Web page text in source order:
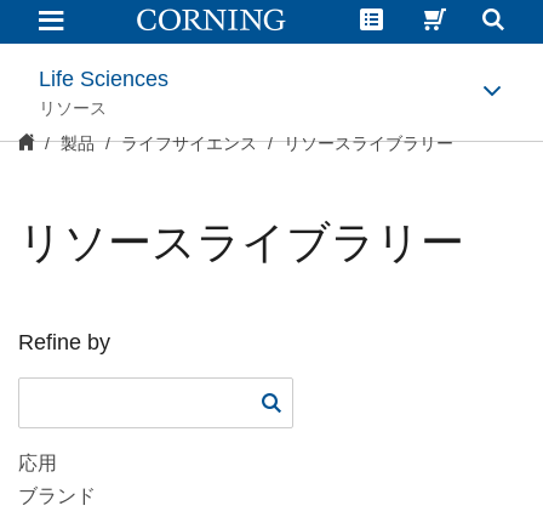
ー
ラ
Life Sciences
リソース
製品
ライフサイエンス リソースライブラリー
リソースライブラリー
Refine by
応用
ブランド